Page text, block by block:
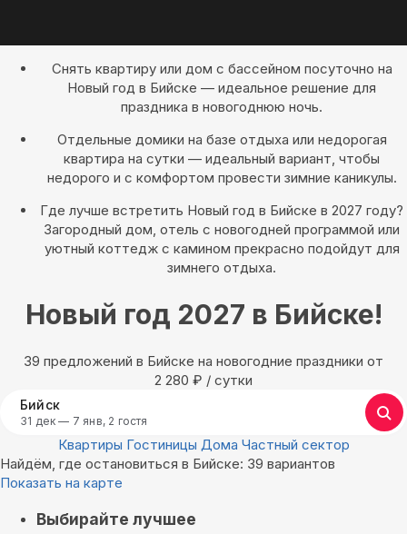
Снять квартиру или дом с бассейном посуточно на
Новый год в Бийске — идеальное решение для
праздника в новогоднюю ночь.
Отдельные домики на базе отдыха или недорогая
квартира на сутки — идеальный вариант, чтобы
недорого и с комфортом провести зимние каникулы.
Где лучше встретить Новый год в Бийске в 2027 году?
Загородный дом, отель с новогодней программой или
уютный коттедж с камином прекрасно подойдут для
зимнего отдыха.
Новый год 2027 в Бийске!
39 предложений в Бийске на новогодние праздники oт
2 280 ₽ / сутки
Бийск
31 дек — 7 янв, 2 гостя
Квартиры Гостиницы Дома Частный сектор
Найдём, где остановиться в Бийске: 39 вариантов
Показать на карте
Выбирайте лучшее